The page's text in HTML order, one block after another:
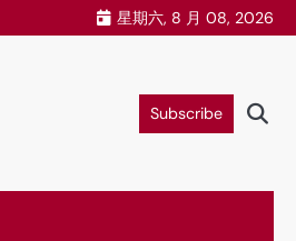
星期六, 8 月 08, 2026
Subscribe